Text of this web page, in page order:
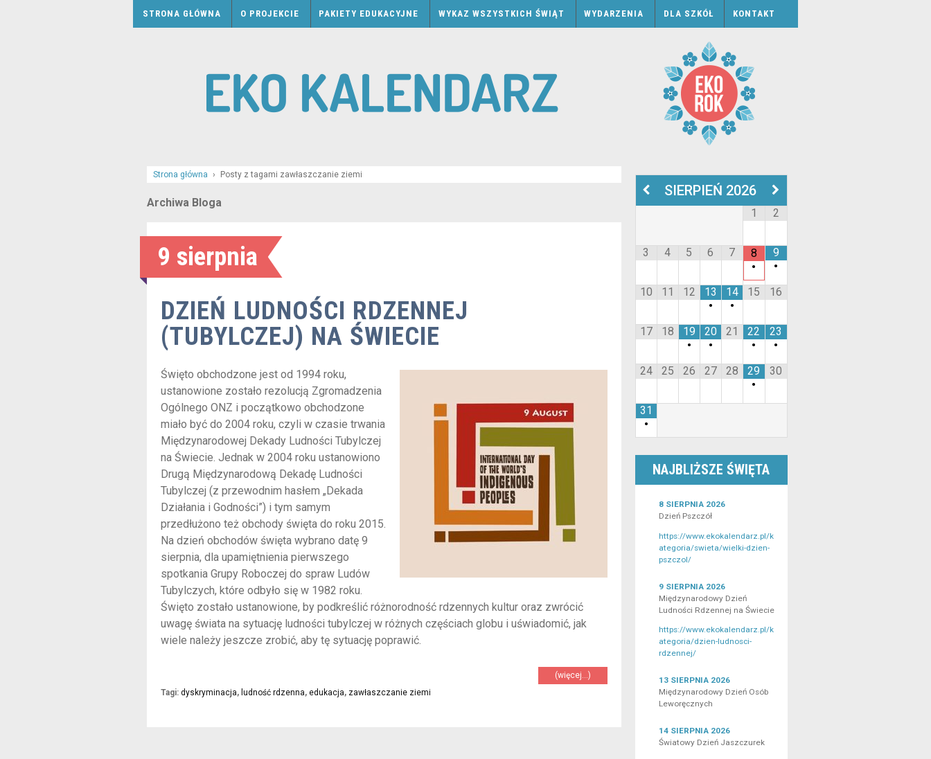
STRONA GŁÓWNA O PROJEKCIE PAKIETY EDUKACYJNE WYKAZ WSZYSTKICH ŚWIĄT WYDARZENIA DLA SZKÓŁ KONTAKT
Strona główna › Posty z tagami zawłaszczanie ziemi
Archiwa Bloga
9 sierpnia
DZIEŃ LUDNOŚCI RDZENNEJ
(TUBYLCZEJ) NA ŚWIECIE
Święto obchodzone jest od 1994 roku,
ustanowione zostało rezolucją Zgromadzenia
Ogólnego ONZ i początkowo obchodzone
miało być do 2004 roku, czyli w czasie trwania
Międzynarodowej Dekady Ludności Tubylczej
na Świecie. Jednak w 2004 roku ustanowiono
Drugą Międzynarodową Dekadę Ludności
Tubylczej (z przewodnim hasłem „Dekada
Działania i Godności”) i tym samym
przedłużono też obchody święta do roku 2015.
Na dzień obchodów święta wybrano datę 9
sierpnia, dla upamiętnienia pierwszego
spotkania Grupy Roboczej do spraw Ludów
Tubylczych, które odbyło się w 1982 roku.
Święto zostało ustanowione, by podkreślić różnorodność rdzennych kultur oraz zwrócić
uwagę świata na sytuację ludności tubylczej w różnych częściach globu i uświadomić, jak
wiele należy jeszcze zrobić, aby tę sytuację poprawić.
(więcej…)
Tagi: dyskryminacja, ludność rdzenna, edukacja, zawłaszczanie ziemi
SIERPIEŃ 2026
1 2
3 4 5 6 7
8
•
9
•
10
11 12
13
•
14
•
15 16
17 18
19
•
20
•
21
22
•
23
•
24
25 26 27 28
29
•
30
31
•
NAJBLIŻSZE ŚWIĘTA
8 SIERPNIA 2026
Dzień Pszczół
https://www.ekokalendarz.pl/k
ategoria/swieta/wielki-dzien-
pszczol/
9 SIERPNIA 2026
Międzynarodowy Dzień
Ludności Rdzennej na Świecie
https://www.ekokalendarz.pl/k
ategoria/dzien-ludnosci-
rdzennej/
13 SIERPNIA 2026
Międzynarodowy Dzień Osób
Leworęcznych
14 SIERPNIA 2026
Światowy Dzień Jaszczurek